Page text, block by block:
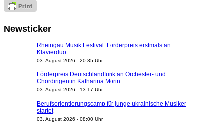
Newsticker
Rheingau Musik Festival: Förderpreis erstmals an
Klavierduo
03. August 2026 - 20:35 Uhr
Förderpreis Deutschlandfunk an Orchester- und
Chordirigentin Katharina Morin
03. August 2026 - 13:17 Uhr
Berufsorientierungscamp für junge ukrainische Musiker
startet
03. August 2026 - 08:00 Uhr